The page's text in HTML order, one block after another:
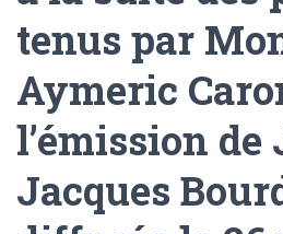
tenus par
Aymeric
l’émission de
Jacques